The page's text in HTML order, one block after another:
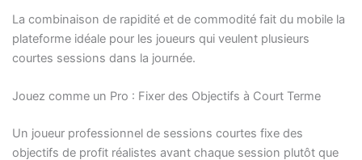
La combinaison de rapidité et de commodité fait du mobile la
plateforme idéale pour les joueurs qui veulent plusieurs
courtes sessions dans la journée.
Jouez comme un Pro : Fixer des Objectifs à Court Terme
Un joueur professionnel de sessions courtes fixe des
objectifs de profit réalistes avant chaque session plutôt que